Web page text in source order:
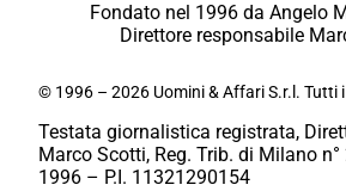
Fondato nel 1996 da Angelo
Direttore responsabile
© 1996 – 2026 Uomini & Affari S.r.l. Tutti
Testata giornalistica registrata,
Marco Scotti, Reg. Trib. di Milano n°
1996 – P.I. 11321290154